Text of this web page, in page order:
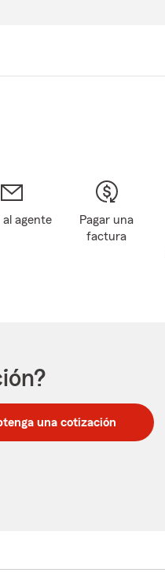
al agente
Pagar una
factura
una cotización